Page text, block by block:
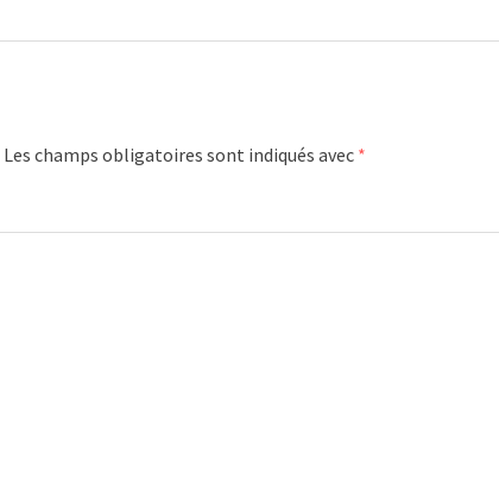
Les champs obligatoires sont indiqués avec *